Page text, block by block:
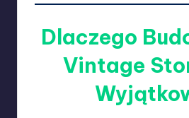
Dlaczego
Vintage